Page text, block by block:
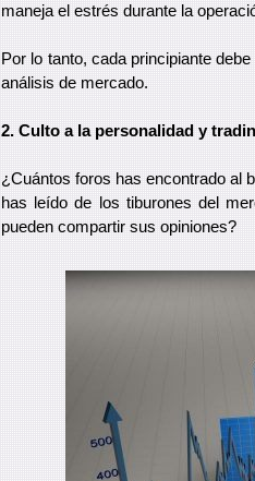
maneja el estrés durante la
Por lo tanto, cada principiante
análisis de mercado.
2. Culto a la personalidad y
¿Cuántos foros has encontrado al
has leído de los tiburones del
pueden compartir sus opiniones?